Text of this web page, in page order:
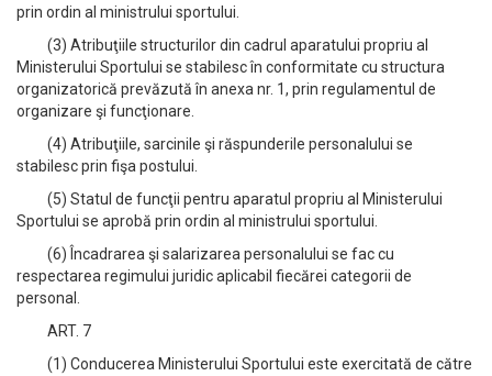
prin ordin al ministrului sportului.
(3) Atribuţiile structurilor din cadrul aparatului propriu al
Ministerului Sportului se stabilesc în conformitate cu structura
organizatorică prevăzută în anexa nr. 1, prin regulamentul de
organizare şi funcţionare.
(4) Atribuţiile, sarcinile şi răspunderile personalului se
stabilesc prin fişa postului.
(5) Statul de funcţii pentru aparatul propriu al Ministerului
Sportului se aprobă prin ordin al ministrului sportului.
(6) Încadrarea şi salarizarea personalului se fac cu
respectarea regimului juridic aplicabil fiecărei categorii de
personal.
ART. 7
(1) Conducerea Ministerului Sportului este exercitată de către